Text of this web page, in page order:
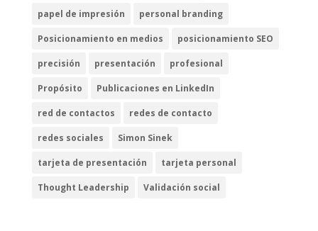
papel de impresión personal branding
Posicionamiento en medios posicionamiento SEO
precisión presentación profesional
Propósito Publicaciones en LinkedIn
red de contactos redes de contacto
redes sociales Simon Sinek
tarjeta de presentación tarjeta personal
Thought Leadership Validación social